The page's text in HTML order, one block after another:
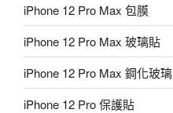
iPhone 12 Pro Max 包膜
iPhone 12 Pro Max 玻璃貼
iPhone 12 Pro Max 鋼化玻璃
iPhone 12 Pro 保護貼